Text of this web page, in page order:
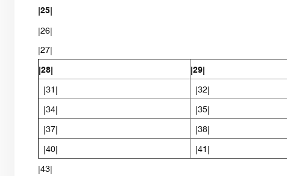
|25|
|26|
|27|
|28| |29|
|31| |32|
|34| |35|
|37| |38|
|40| |41|
|43|